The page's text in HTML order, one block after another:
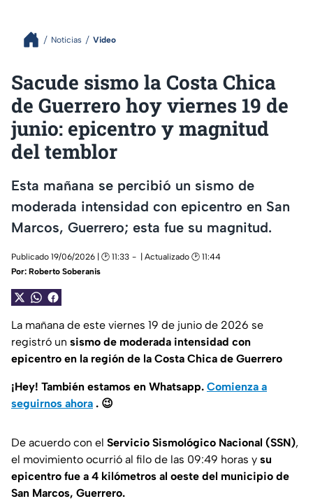
Noticias Video
Sacude sismo la Costa Chica
de Guerrero hoy viernes 19 de
junio: epicentro y magnitud
del temblor
Esta mañana se percibió un sismo de
moderada intensidad con epicentro en San
Marcos, Guerrero; esta fue su magnitud.
Publicado 19/06/2026 | 🕑 11:33
| Actualizado 🕑 11:44
Por: Roberto Soberanis
La mañana de este viernes 19 de junio de 2026 se
registró un sismo de moderada intensidad con
epicentro en la región de la Costa Chica de Guerrero
¡Hey! También estamos en Whatsapp. Comienza a
seguirnos ahora . 😉
De acuerdo con el Servicio Sismológico Nacional (SSN),
el movimiento ocurrió al filo de las 09:49 horas y su
epicentro fue a 4 kilómetros al oeste del municipio de
San Marcos, Guerrero.